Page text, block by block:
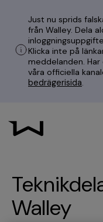
Just nu sprids
från Walley. Dela
Klicka inte på
meddelanden. Har
våra officiella
bedrägerisida.
Walley